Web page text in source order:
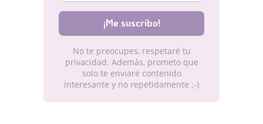
No te preocupes, respetaré tu
privacidad. Además, prometo que
solo te enviaré contenido
interesante y no repetidamente :-)